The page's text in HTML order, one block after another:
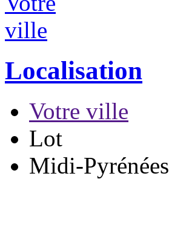
Localisation
Votre ville
Lot
Midi-Pyrénées